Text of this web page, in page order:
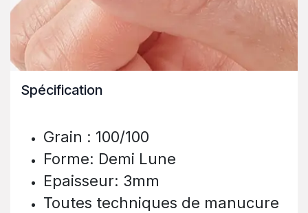
Spécification
Grain : 100/100
Forme: Demi Lune
Epaisseur: 3mm
Toutes techniques de manucure